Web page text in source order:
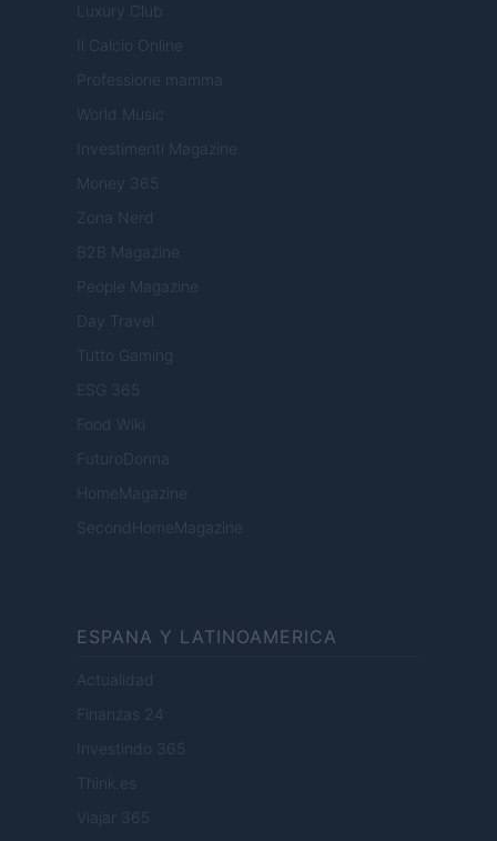
Luxury Club
Il Calcio Online
Professione mamma
World Music
Investimenti Magazine
Money 365
Zona Nerd
B2B Magazine
People Magazine
Day Travel
Tutto Gaming
ESG 365
Food Wiki
FuturoDonna
HomeMagazine
SecondHomeMagazine
ESPANA Y LATINOAMERICA
Actualidad
Finanzas 24
Investindo 365
Think.es
Viajar 365